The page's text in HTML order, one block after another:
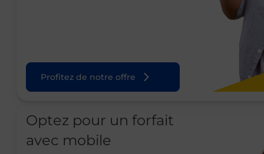
Profitez de notre offre
Optez pour un forfait
avec mobile